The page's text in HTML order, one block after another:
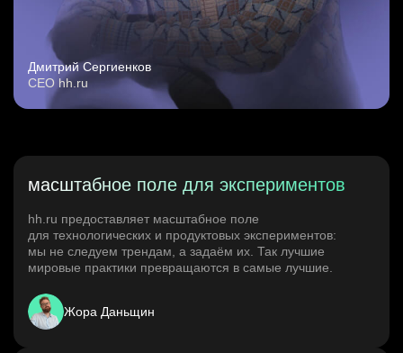
Дмитрий Сергиенков
CEO hh.ru
масштабное поле для экспериментов
hh.ru предоставляет масштабное поле
для технологических и продуктовых экспериментов:
мы не следуем трендам, а задаём их. Так лучшие
мировые практики превращаются в самые лучшие.
Жора Даньщин